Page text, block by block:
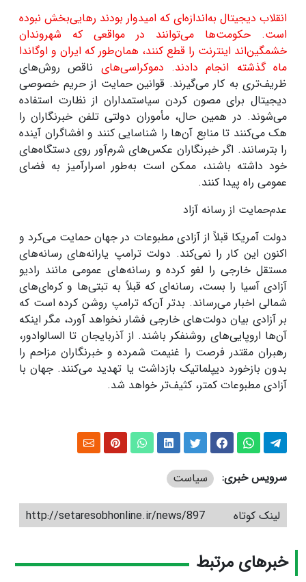
انقلاب دیجیتال به‌اندازه‌ای که امیدوار بودند رهایی‌بخش نبوده
است. حکومت‌ها می‌توانند در مواقعی که شهروندان
خشمگین‌اند اینترنت را قطع کنند، همان‌طور که ایران و اوگاندا
ماه گذشته انجام دادند. دموکراسی‌های ناقص روش‌های
ظریف‌تری به کار می‌گیرند. قوانین حمایت از حریم خصوصی
دیجیتال برای مصون کردن سیاستمداران از نظارت استفاده
می‌شوند. در همین حال، مأموران دولتی تلفن خبرنگاران را
هک می‌کنند تا منابع آن‌ها را شناسایی کنند و افشاگران آینده
را بترسانند. اگر خبرنگاران عکس‌های شرم‌آور روی دستگاه‌های
خود داشته باشند، ممکن است به‌طور اسرارآمیز به فضای
عمومی راه پیدا کنند.
عدم‌حمایت از رسانه آزاد
دولت آمریکا قبلاً از آزادی مطبوعات در جهان حمایت می‌کرد و
اکنون این کار را نمی‌کند. دولت ترامپ یارانه‌های رسانه‌های
مستقل خارجی را لغو کرده و رسانه‌های عمومی مانند رادیو
آزادی آسیا را بست، رسانه‌ای که قبلاً به تبتی‌ها و کره‌ای‌های
شمالی اخبار می‌رساند. بدتر آن‌که ترامپ روشن کرده است که
بر آزادی بیان دولت‌های خارجی فشار نخواهد آورد، مگر اینکه
آن‌ها اروپایی‌های روشنفکر باشند. از آذربایجان تا السالوادور،
رهبران مقتدر فرصت را غنیمت شمرده و خبرنگاران مزاحم را
بدون بازخورد دیپلماتیک بازداشت یا تهدید می‌کنند. جهان با
آزادی مطبوعات کمتر، کثیف‌تر خواهد شد.
سرویس خبری: سیاست
لینک کوتاه http://setaresobhonline.ir/news/897
خبرهای مرتبط